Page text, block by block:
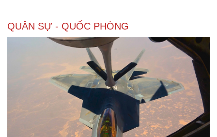
Doanh nhân
Sành điệu
Tin Công nghệ
Trải nghiệm
Chuyển đổi số
QUÂN SỰ - QUỐC PHÒNG